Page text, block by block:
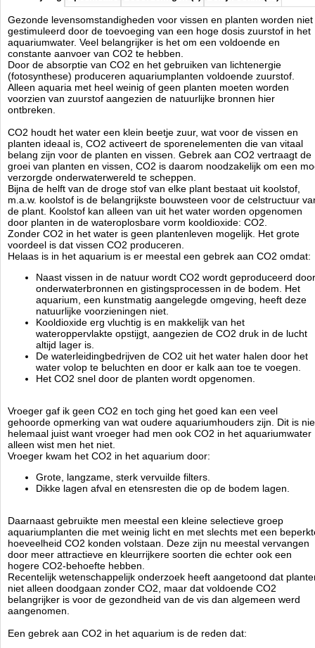
Vroeger gaf ik geen CO2 en toch ging het goed kan een veel
gehoorde opmerking van wat oudere aquariumhouders zijn. Dit is niet
helemaal juist want vroeger had men ook CO2 in het aquariumwater
alleen wist men het niet.
Vroeger kwam het CO2 in het aquarium door:
Grote, langzame, sterk vervuilde filters.
Dikke lagen afval en etensresten die op de bodem lagen.
aquariumplanten die met weinig licht en met slechts met een beperkte
hoeveelheid CO2 konden volstaan. Deze zijn nu meestal vervangen
door meer attractieve en kleurrijkere soorten die echter ook een
hogere CO2-behoefte hebben.
Recentelijk wetenschappelijk onderzoek heeft aangetoond dat planten
niet alleen doodgaan zonder CO2, maar dat voldoende CO2
belangrijker is voor de gezondheid van de vis dan algemeen werd
aangenomen.
Een gebrek aan CO2 in het aquarium is de reden dat:
De planten slecht en/of vervormd groeien.
Biologische ontkalking optreedt.
Onnatuurlijke hoge PH-waarden ontstaan. Deze hoge pH-
waarden zorgen op hun beurt weer voor:
IJzergebrek bij planten en vissen.
Plotselinge ammoniakvergiftiging.
IJzerchlorose en oplossende aquariumplanten.
Zware schimmelinfecties en huidziekten bij vissen.
Het speciale glasmembraan waarmee de Aquatic Nature glas
diffusoren zijn uitgerust, zorgt ervoor dat het CO2 zeer langzaam en in
uiterst fijne blaasjes (micro-blazen) in het aquarium water vermengd
De planten maken hier optimaal gebruik van tijdens hun assimilatie-
proces.
Door het feit dat de uiterst kleine blaasjes CO2 zeer lang in het
aquarium water verblijven , wordt het verbruik van CO2 sterk
Dit geeft tot gevolg dat met een fles van 80 gram, een 40 liter
aquarium gedurende ong. 4 maanden van CO2 kan voorzien worden.
Aquatic Nature
Manufactured by:Aquatic Nature
Model:AN-02714
Product ID:5413946027140
4.9236 29.95 29.95 Available from:Aquariumonderdelen.nl 2026-08-30 1
New
Gezonde levensomstandigheden voor vissen en planten worden niet
gestimuleerd door de toevoeging van een hoge dosis zuurstof in het
aquariumwater. Veel belangrijker is het om een voldoende en
constante aanvoer van CO2 te hebben.
Door de absorptie van CO2 en het gebruiken van lichtenergie
(fotosynthese) produceren aquariumplanten voldoende zuurstof.
Alleen aquaria met heel weinig of geen planten moeten worden
voorzien van zuurstof aangezien de natuurlijke bronnen hier
ontbreken.
CO2 houdt het water een klein beetje zuur, wat voor de vissen en
planten ideaal is, CO2 activeert de sporenelementen die van vitaal
belang zijn voor de planten en vissen. Gebrek aan CO2 vertraagt de
groei van planten en vissen, CO2 is daarom noodzakelijk om een
verzorgde onderwaterwereld te scheppen.
Bijna de helft van de droge stof van elke plant bestaat uit koolstof,
m.a.w. koolstof is de belangrijkste bouwsteen voor de celstructuur
de plant. Koolstof kan alleen van uit het water worden opgenomen
door planten in de wateroplosbare vorm kooldioxide: CO2.
Zonder CO2 in het water is geen plantenleven mogelijk. Het grote
voordeel is dat vissen CO2 produceren.
Helaas is in het aquarium is er meestal een gebrek aan CO2 omdat:
Naast vissen in de natuur wordt CO2 wordt geproduceerd door
onderwaterbronnen en gistingsprocessen in de bodem. Het
aquarium, een kunstmatig aangelegde omgeving, heeft deze
natuurlijke voorzieningen niet.
Kooldioxide erg vluchtig is en makkelijk van het
wateroppervlakte opstijgt, aangezien de CO2 druk in de lucht
altijd lager is.
De waterleidingbedrijven de CO2 uit het water halen door het
water volop te beluchten en door er kalk aan toe te voegen.
Het CO2 snel door de planten wordt opgenomen.
Vroeger gaf ik geen CO2 en toch ging het goed kan een veel
gehoorde opmerking van wat oudere aquariumhouders zijn. Dit is
helemaal juist want vroeger had men ook CO2 in het aquariumwater
alleen wist men het niet.
Vroeger kwam het CO2 in het aquarium door:
Grote, langzame, sterk vervuilde filters.
Dikke lagen afval en etensresten die op de bodem lagen.
Daarnaast gebruikte men meestal een kleine selectieve groep
aquariumplanten die met weinig licht en met slechts met een
hoeveelheid CO2 konden volstaan. Deze zijn nu meestal vervangen
door meer attractieve en kleurrijkere soorten die echter ook een
hogere CO2-behoefte hebben.
Recentelijk wetenschappelijk onderzoek heeft aangetoond dat
niet alleen doodgaan zonder CO2, maar dat voldoende CO2
belangrijker is voor de gezondheid van de vis dan algemeen werd
aangenomen.
Een gebrek aan CO2 in het aquarium is de reden dat: